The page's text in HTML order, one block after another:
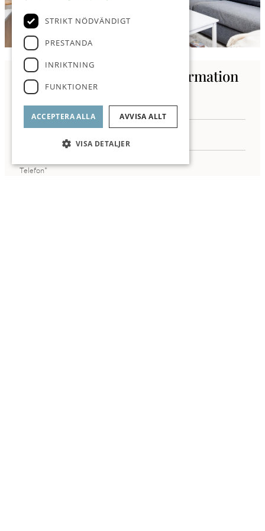
Bästa hälsningar
Hans Moberg
ROI Fastighetsmäkleri
Din expert i Rosendal
Lokalt mäklarkontor i Rosendal på Rosendalsvägen 12
Kontakta oss för mer information
STRIKT NÖDVÄNDIGT
PRESTANDA
INRIKTNING
FUNKTIONER
ACCEPTERA ALLA AVVISA ALLT
VISA DETALJER